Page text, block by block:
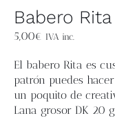
Babero Rita
5,00€ IVA inc.
El babero Rita es
patrón puedes
un poquito de
Lana grosor DK 20